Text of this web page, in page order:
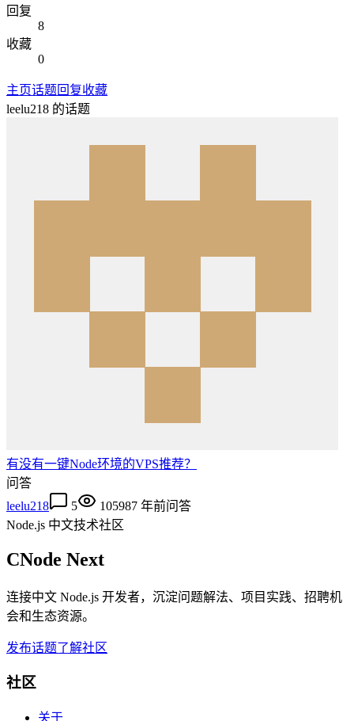
回复
8
收藏
0
主页话题回复收藏
leelu218 的话题
有没有一键Node环境的VPS推荐？
问答
leelu218
5 105987 年前问答
Node.js 中文技术社区
CNode Next
连接中文 Node.js 开发者，沉淀问题解法、项目实践、招聘机
会和生态资源。
发布话题了解社区
社区
关于